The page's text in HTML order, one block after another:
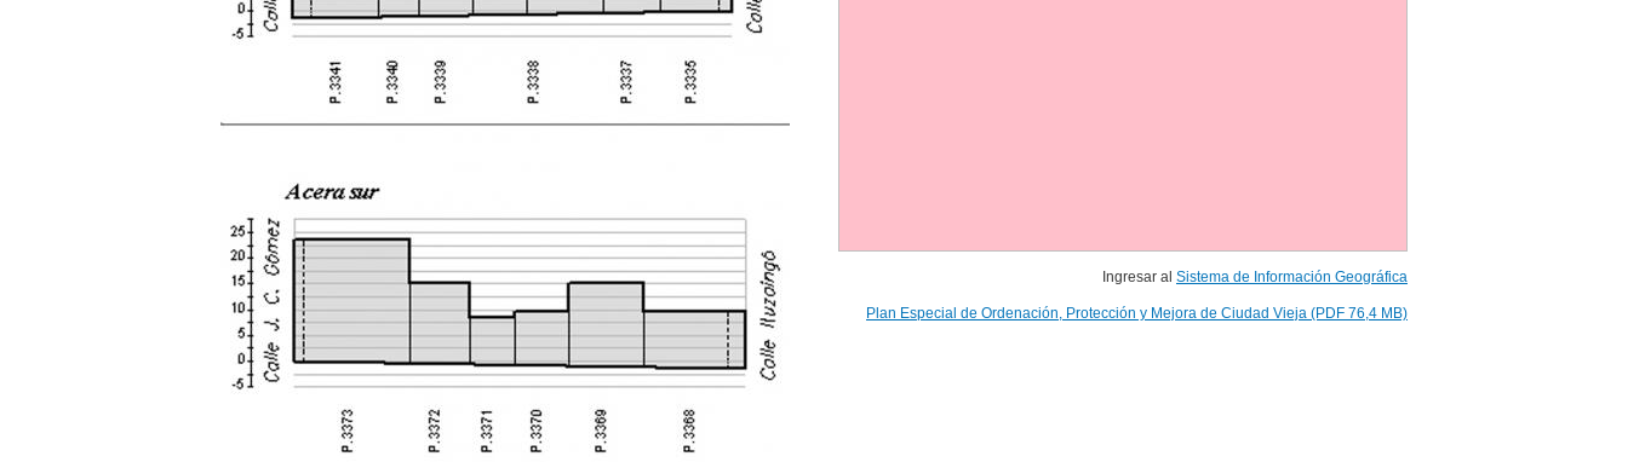
Ingresar al Sistema de Información Geográfica
Plan Especial de Ordenación, Protección y Mejora de Ciudad Vieja (PDF 76,4 MB)